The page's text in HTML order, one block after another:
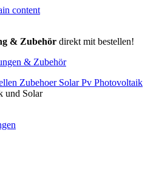
content
& Zubehördirekt mit bestellen!
& Zubehör
und Solar